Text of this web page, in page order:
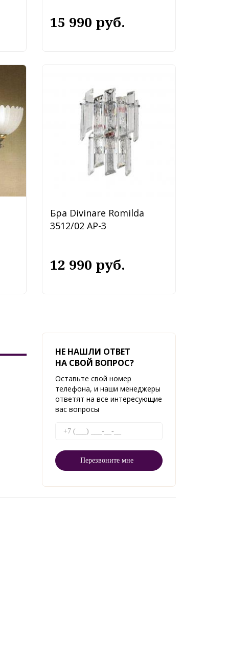
15 990 руб.
Бра Divinare Romilda
3512/02 AP-3
12 990 руб.
НЕ НАШЛИ ОТВЕТ
НА СВОЙ ВОПРОС?
Оставьте свой номер
телефона, и наши менеджеры
ответят на все интересующие
вас вопросы